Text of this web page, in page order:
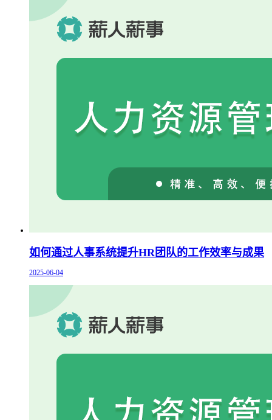
如何通过人事系统提升HR团队的工作效率与成果
2025-06-04